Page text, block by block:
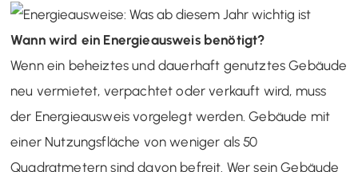
Wann wird ein Energieausweis benötigt?
Wenn ein beheiztes und dauerhaft genutztes Gebäude
neu vermietet, verpachtet oder verkauft wird, muss
der Energieausweis vorgelegt werden. Gebäude mit
einer Nutzungsfläche von weniger als 50
Quadratmetern sind davon befreit. Wer sein Gebäude